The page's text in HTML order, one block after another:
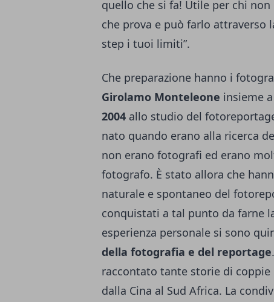
quello che si fa! Utile per chi
che prova e può farlo attraverso
step i tuoi limiti”.
Che preparazione hanno i
Girolamo Monteleone insieme
2004 allo studio del
nato quando erano alla ricerca
non erano fotografi ed erano
fotografo. È stato allora che
naturale e spontaneo del
conquistati a tal punto da farne
esperienza personale si sono
della fotografia e del reportage
raccontato tante storie di
dalla Cina al Sud Africa. La